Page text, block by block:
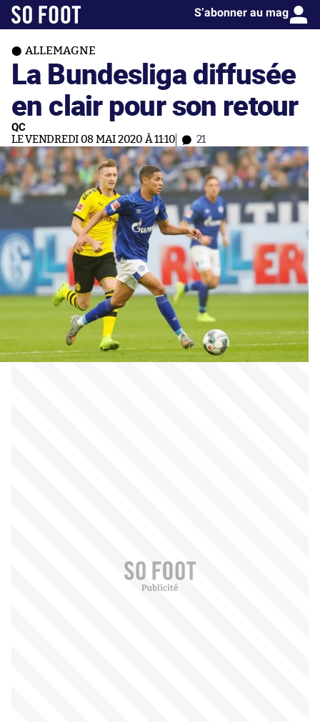
S’abonner au mag
ALLEMAGNE
La Bundesliga diffusée
en clair pour son retour
QC
LE VENDREDI 08 MAI 2020 À 11:10 21